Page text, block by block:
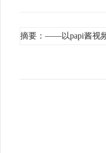
摘要：——以papi酱视